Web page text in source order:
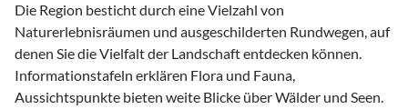
Die Region besticht durch eine Vielzahl von
Naturerlebnisräumen und ausgeschilderten Rundwegen, auf
denen Sie die Vielfalt der Landschaft entdecken können.
Informationstafeln erklären Flora und Fauna,
Aussichtspunkte bieten weite Blicke über Wälder und Seen.